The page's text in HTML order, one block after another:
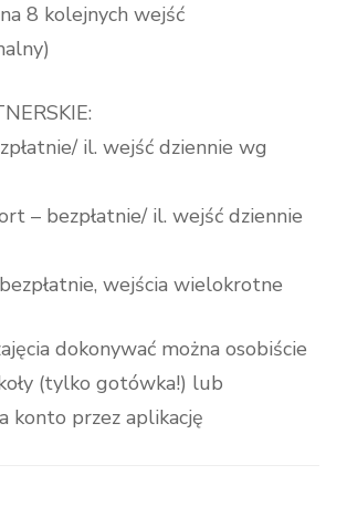
8 kolejnych wejść
il. wejść dziennie wg
– bezpłatnie/ il. wejść dziennie
wejścia wielokrotne
dokonywać można osobiście
(tylko gotówka!) lub
konto przez aplikację